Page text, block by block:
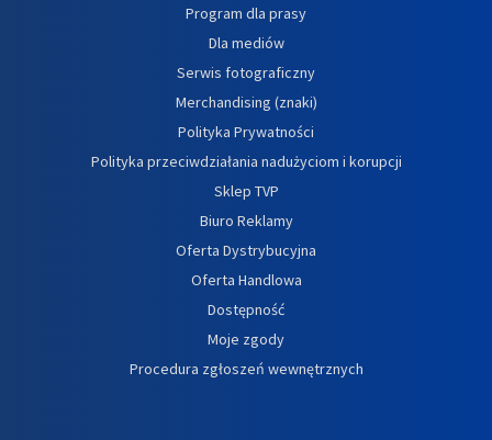
Program dla prasy
Dla mediów
Serwis fotograficzny
Merchandising (znaki)
Polityka Prywatności
Polityka przeciwdziałania nadużyciom i korupcji
Sklep TVP
Biuro Reklamy
Oferta Dystrybucyjna
Oferta Handlowa
Dostępność
Moje zgody
Procedura zgłoszeń wewnętrznych